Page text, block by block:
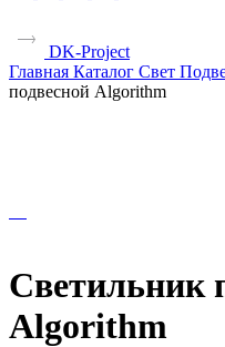
DK-Project
Главная Каталог Свет
подвесной Algorithm
Светильник
Algorithm